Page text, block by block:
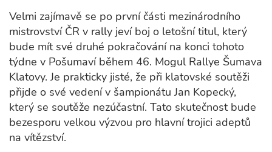
Velmi zajímavě se po první části mezinárodního
mistrovství ČR v rally jeví boj o letošní titul, který
bude mít své druhé pokračování na konci tohoto
týdne v Pošumaví během 46. Mogul Rallye Šumava
Klatovy. Je prakticky jisté, že při klatovské soutěži
přijde o své vedení v šampionátu Jan Kopecký,
který se soutěže nezúčastní. Tato skutečnost bude
bezesporu velkou výzvou pro hlavní trojici adeptů
na vítězství.